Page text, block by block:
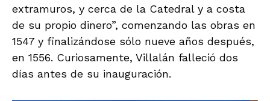
extramuros, y cerca de la Catedral y a costa
de su propio dinero”, comenzando las obras en
1547 y finalizándose sólo nueve años después,
en 1556. Curiosamente, Villalán falleció dos
días antes de su inauguración.